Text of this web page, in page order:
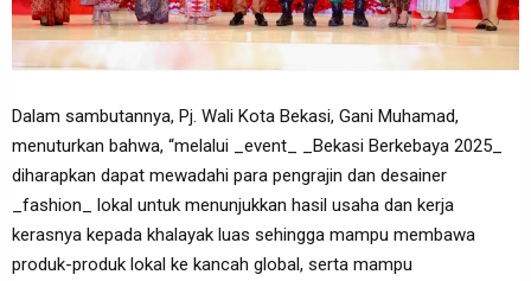
Dalam sambutannya, Pj. Wali Kota Bekasi, Gani Muhamad,
menuturkan bahwa, “melalui _event_ _Bekasi Berkebaya 2025_
diharapkan dapat mewadahi para pengrajin dan desainer
_fashion_ lokal untuk menunjukkan hasil usaha dan kerja
kerasnya kepada khalayak luas sehingga mampu membawa
produk-produk lokal ke kancah global, serta mampu